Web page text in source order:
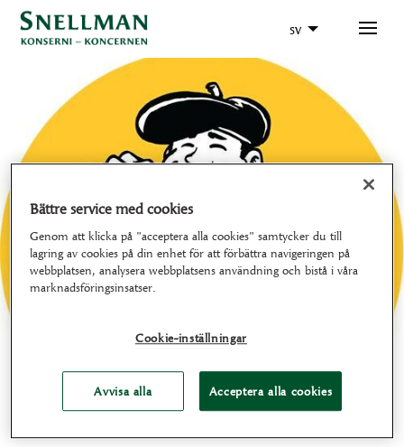
sv
Bättre service med cookies
Genom att klicka på "acceptera alla cookies" samtycker du till
lagring av cookies på din enhet för att förbättra navigeringen på
webbplatsen, analysera webbplatsens användning och bistå i våra
marknadsföringsinsatser.
Cookie-inställningar
Avvisa alla Acceptera alla cookies